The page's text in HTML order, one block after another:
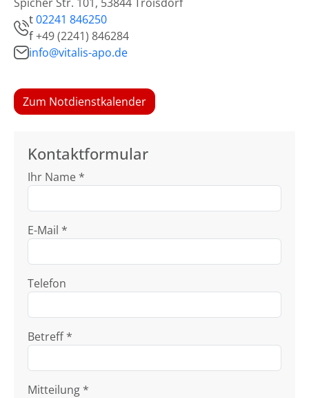
t02241 846250
f+49 (2241) 846284
info@vitalis-apo.de
Zum Notdienstkalender
Kontaktformular
Ihr Name *
E-Mail *
Telefon
Betreff *
Mitteilung *